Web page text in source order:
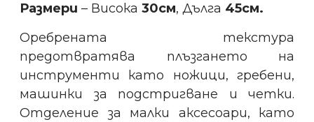
Размери – Висока 30см, Дълга 45см.
Оребрената текстура
предотвратява плъзгането на
инструменти като ножици, гребени,
машинки за подстригване и четки.
Отделение за малки аксесоари, като